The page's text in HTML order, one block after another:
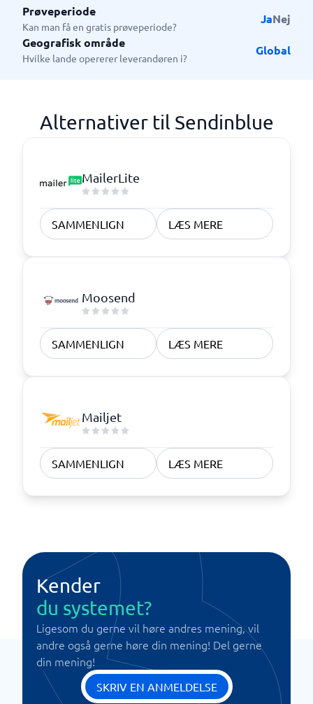
Prøveperiode
Kan man få en gratis prøveperiode?
JaNej
Geografisk område
Hvilke lande opererer leverandøren i?
Global
Alternativer til Sendinblue
MailerLite
SAMMENLIGN LÆS MERE
Moosend
SAMMENLIGN LÆS MERE
Mailjet
SAMMENLIGN LÆS MERE
Kender
du systemet?
Ligesom du gerne vil høre andres mening, vil
andre også gerne høre din mening! Del gerne
din mening!
SKRIV EN ANMELDELSE